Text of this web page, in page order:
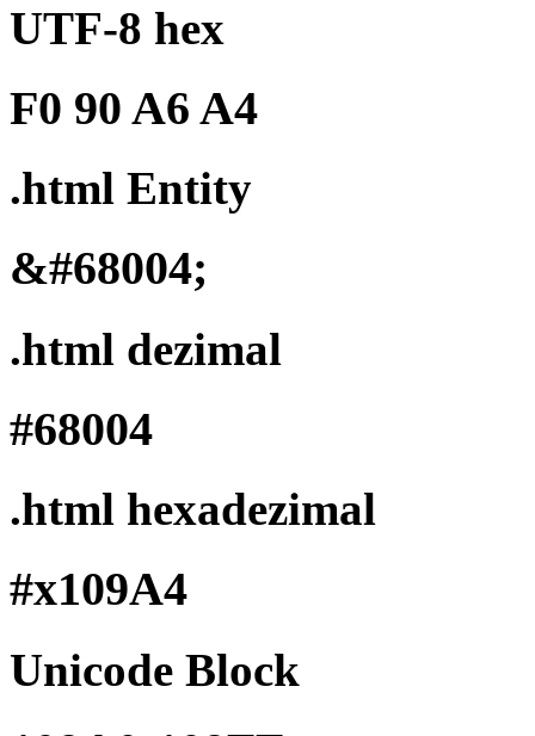
UTF-8 hex
F0 90 A6 A4
.html Entity
&#68004;
.html dezimal
#68004
.html hexadezimal
#x109A4
Unicode Block